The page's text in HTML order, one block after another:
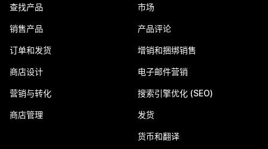
查找产品
销售产品
订单和发货
商店设计
营销与转化
商店管理
市场
产品评论
增销和捆绑销售
电子邮件营销
搜索引擎优化 (SEO)
发货
货币和翻译